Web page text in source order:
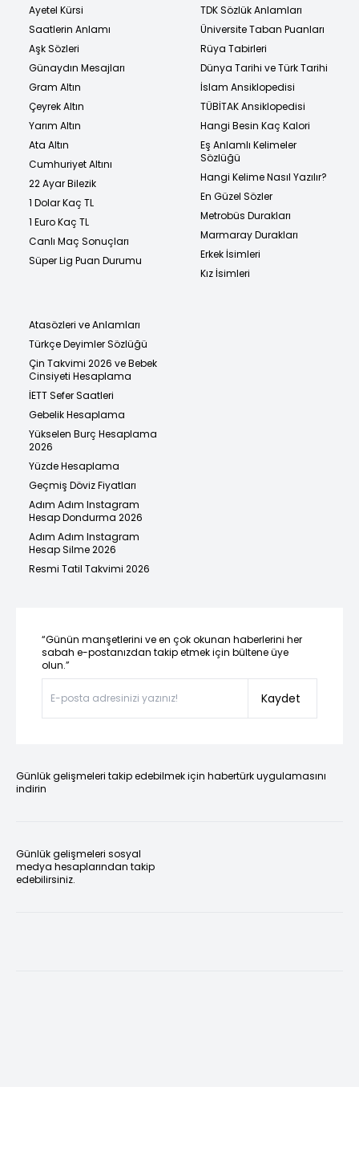
Ayetel Kürsi
Saatlerin Anlamı
Aşk Sözleri
Günaydın Mesajları
Gram Altın
Çeyrek Altın
Yarım Altın
Ata Altın
Cumhuriyet Altını
22 Ayar Bilezik
1 Dolar Kaç TL
1 Euro Kaç TL
Canlı Maç Sonuçları
Süper Lig Puan Durumu
TDK Sözlük Anlamları
Üniversite Taban Puanları
Rüya Tabirleri
Dünya Tarihi ve Türk Tarihi
İslam Ansiklopedisi
TÜBİTAK Ansiklopedisi
Hangi Besin Kaç Kalori
Eş Anlamlı Kelimeler
Sözlüğü
Hangi Kelime Nasıl Yazılır?
En Güzel Sözler
Metrobüs Durakları
Marmaray Durakları
Erkek İsimleri
Kız İsimleri
Atasözleri ve Anlamları
Türkçe Deyimler Sözlüğü
Çin Takvimi 2026 ve Bebek
Cinsiyeti Hesaplama
İETT Sefer Saatleri
Gebelik Hesaplama
Yükselen Burç Hesaplama
2026
Yüzde Hesaplama
Geçmiş Döviz Fiyatları
Adım Adım Instagram
Hesap Dondurma 2026
Adım Adım Instagram
Hesap Silme 2026
Resmi Tatil Takvimi 2026
“Günün manşetlerini ve en çok okunan haberlerini her
sabah e-postanızdan takip etmek için bültene üye
olun.”
Kaydet
Günlük gelişmeleri takip edebilmek için habertürk uygulamasını
indirin
Günlük gelişmeleri sosyal
medya hesaplarından takip
edebilirsiniz.